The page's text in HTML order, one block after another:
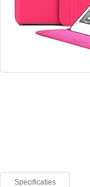
Specificaties